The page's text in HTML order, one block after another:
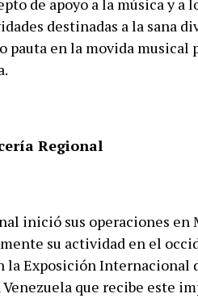
de apoyo a la música y a
destinadas a la sana
pauta en la movida
Regional
inició sus operaciones en
su actividad en el
la Exposición Internacional
que recibe este